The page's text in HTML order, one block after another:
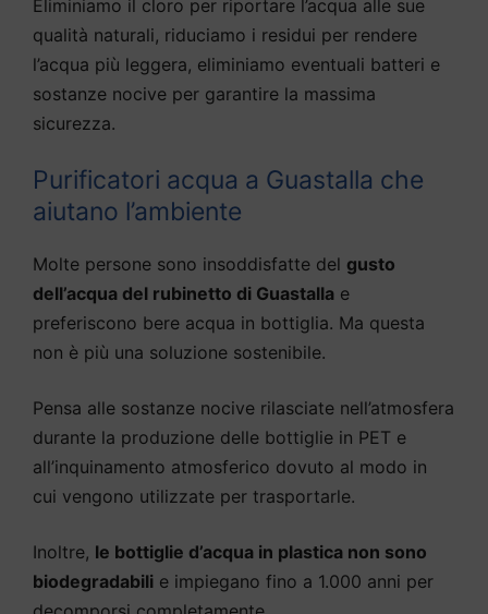
Eliminiamo il cloro per riportare l’acqua alle sue
qualità naturali, riduciamo i residui per rendere
l’acqua più leggera, eliminiamo eventuali batteri e
sostanze nocive per garantire la massima
sicurezza.
Purificatori acqua a Guastalla che
aiutano l’ambiente
Molte persone sono insoddisfatte del gusto
dell’acqua del rubinetto di Guastalla e
preferiscono bere acqua in bottiglia. Ma questa
non è più una soluzione sostenibile.
Pensa alle sostanze nocive rilasciate nell’atmosfera
durante la produzione delle bottiglie in PET e
all’inquinamento atmosferico dovuto al modo in
cui vengono utilizzate per trasportarle.
Inoltre, le bottiglie d’acqua in plastica non sono
biodegradabili e impiegano fino a 1.000 anni per